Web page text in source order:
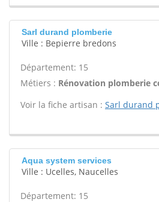
Sarl durand plomberie
Ville : Bepierre bredons
Département: 15
Métiers : Rénovation plomberie
Voir la fiche artisan : Sarl durand
Aqua system services
Ville : Ucelles, Naucelles
Département: 15